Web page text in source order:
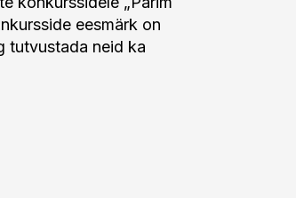
eesmärk on
tutvustada neid ka